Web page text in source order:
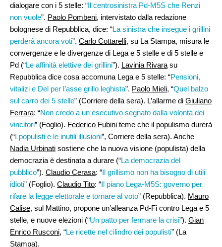
dialogare con i 5 stelle: “Il centrosinistra Pd-M5S che Renzi
non vuole”. Paolo Pombeni, intervistato dalla redazione
bolognese di Repubblica, dice: “La sinistra che insegue i grillini
perderà ancora voti”. Carlo Cottarelli, su La Stampa, misura le
convergenze e le divergenze di Lega e 5 stelle e di 5 stelle e
Pd (“Le affinità elettive dei grillini”). Lavinia Rivara su
Repubblica dice cosa accomuna Lega e 5 stelle: “Pensioni,
vitalizi e Del per l’asse grillo leghista”. Paolo Mieli, “Quel balzo
sul carro dei 5 stelle” (Corriere della sera). L’allarme di Giuliano
Ferrara: “Non credo a un esecutivo segnato dalla volontà dei
vincitori” (Foglio). Federico Fubini teme che il populismo durerà
(“I populisti e le inutili illusioni”, Corriere della sera). Anche
Nadia Urbinati sostiene che la nuova visione (populista) della
democrazia è destinata a durare (“La democrazia del
pubblico”). Claudio Cerasa: “Il grillismo non ha bisogno di utili
idioti” (Foglio). Claudio Tito: “Il piano Lega-M5S: governo per
rifare la legge elettorale e tornare al voto” (Repubblica). Mauro
Calise, sul Mattino, propone un’alleanza Pd-Fi contro Lega e 5
stelle, e nuove elezioni (“Un patto per fermare la crisi”). Gian
Enrico Rusconi, “Le ricette nel cilindro dei populisti” (La
Stampa).